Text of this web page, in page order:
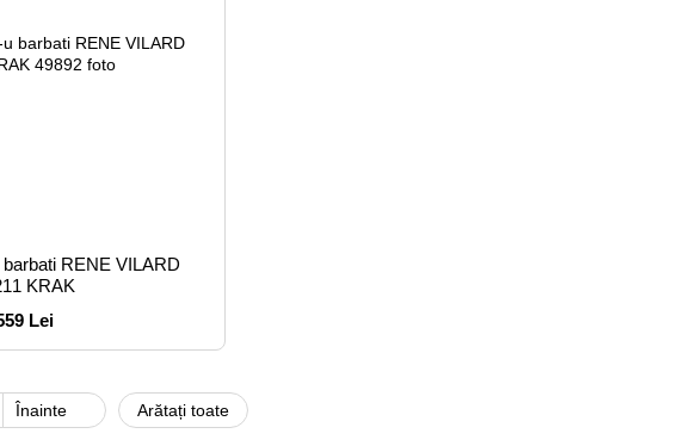
RENE VILARD
KRAK
Lei
Înainte Arătați toate